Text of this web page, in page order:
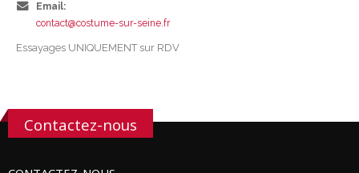
Email:
contact@costume-sur-seine.fr
Essayages UNIQUEMENT sur RDV
Contactez-nous